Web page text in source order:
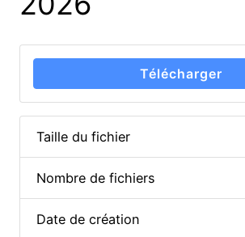
Télécharger
Taille du fichier
Nombre de fichiers
Date de création